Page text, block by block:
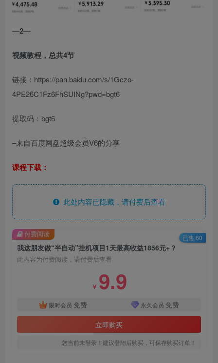
—2—
视频教程，总共4节
链接：https://pan.baidu.com/s/1Gczo-
4PE26C1Fz6FhSUINg?pwd=bgt6
提取码：bgt6
–来自百度网盘超级会员V6的分享
课程下载：
此处内容已隐藏，请付费后查看
我这朋友做“半自动”挂机项目1天最高收益1856元+？
此内容为付费阅读，请付费后查看
￥ 9.9
限时会员 免费 永久会员 免费
立即购买
您当前未登录！建议登陆后购买，可保存购买订单！
付费阅读 已售 60